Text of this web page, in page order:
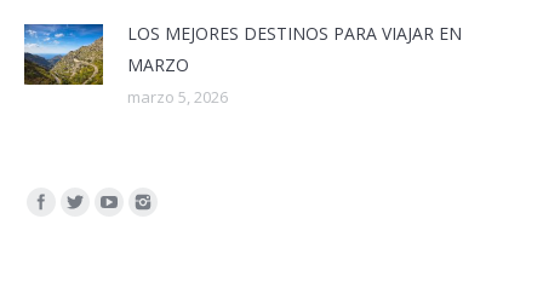
LOS MEJORES DESTINOS PARA VIAJAR EN
MARZO
marzo 5, 2026
Encuéntranos en: